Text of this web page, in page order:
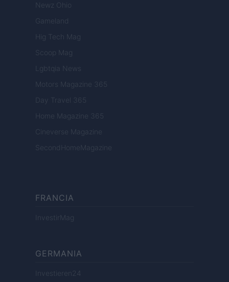
Newz Ohio
Gameland
Hig Tech Mag
Scoop Mag
Lgbtqia News
Motors Magazine 365
Day Travel 365
Home Magazine 365
Cineverse Magazine
SecondHomeMagazine
FRANCIA
InvestirMag
GERMANIA
Investieren24